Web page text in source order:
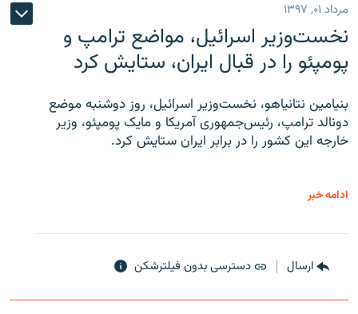
مرداد ۰۱, ۱۳۹۷
نخست‌وزیر اسرائیل، مواضع ترامپ و
پومپئو را در قبال ایران، ستایش کرد
بنیامین نتانیاهو، نخست‌وزیر اسرائیل، روز دوشنبه موضع
دونالد ترامپ، رئیس‌جمهوری آمریکا و مایک پومپئو، وزیر
خارجه این کشور را در برابر ایران ستایش کرد.
ادامه خبر
ارسال دسترسی بدون فیلترشکن